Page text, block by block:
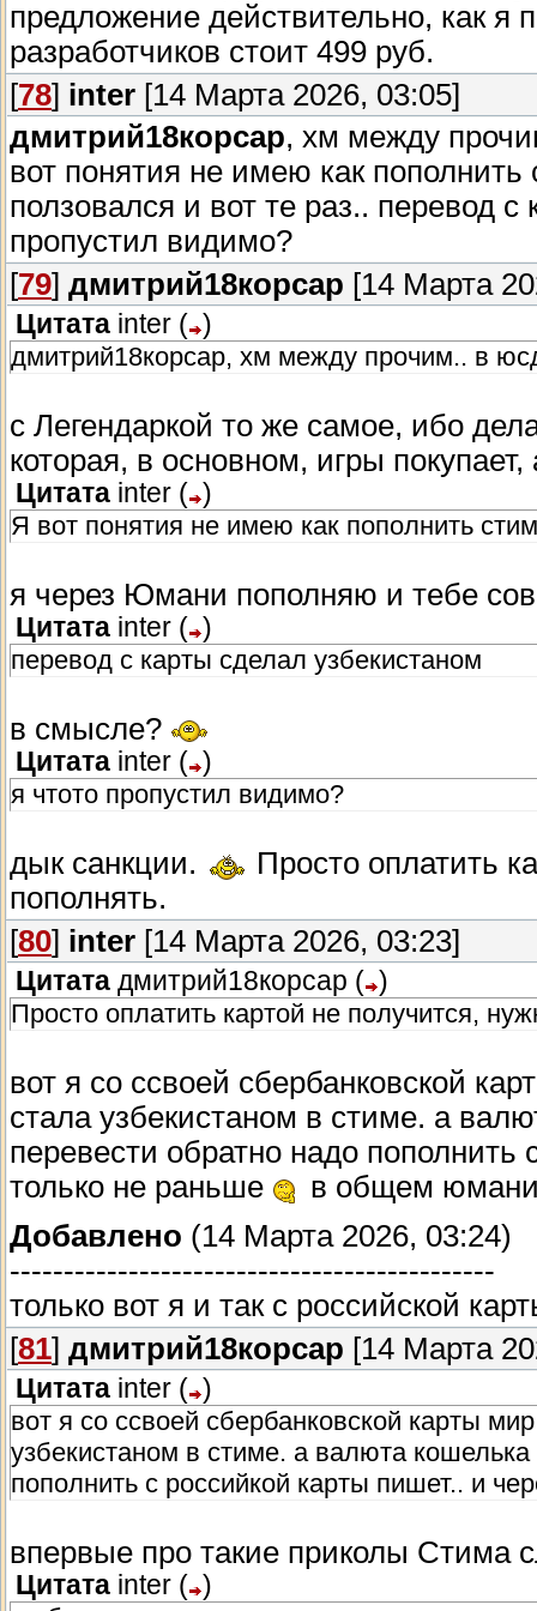
определенные планы на будущее, как и
В любом случае, всё зависит от того,
И, пожалуй, хватит на сегодня. На самые
максимально подробно. Увы, но
дали полный доступ до всего контента
оценить все сами.
результат тысяч часов работы и любви к
P.S. Спасибо всем, кто помогал нам
BMS — за веру в нас и помощь в
не было бы.
До встречи в море, капитаны!
предложение действительно, как я
разработчиков стоит 499 руб.
[78] inter [14 Марта 2026, 03:05]
дмитрий18корсар, хм между
вот понятия не имею как
ползовался и вот те раз.. перевод
пропустил видимо?
[79] дмитрий18корсар [14 Марта
Цитата inter ( )
дмитрий18корсар, хм между прочим.. в
с Легендаркой то же самое, ибо
которая, в основном, игры покупает,
Цитата inter ( )
Я вот понятия не имею как пополнить
я через Юмани пополняю и тебе
Цитата inter ( )
перевод с карты сделал узбекистаном
в смысле?
Цитата inter ( )
я чтото пропустил видимо?
дык санкции.
Просто оплатить
пополнять.
[80] inter [14 Марта 2026, 03:23]
Цитата дмитрий18корсар ( )
Просто оплатить картой не получится,
вот я со ссвоей сбербанковской
стала узбекистаном в стиме. а
перевести обратно надо
только не раньше
в общем
Добавлено (14 Марта 2026, 03:24)
---------------------------------------------
только вот я и так с российской
[81] дмитрий18корсар [14 Марта
Цитата inter ( )
вот я со ссвоей сбербанковской карты
узбекистаном в стиме. а валюта
пополнить с российкой карты пишет.. и
впервые про такие приколы Стима
Цитата inter ( )